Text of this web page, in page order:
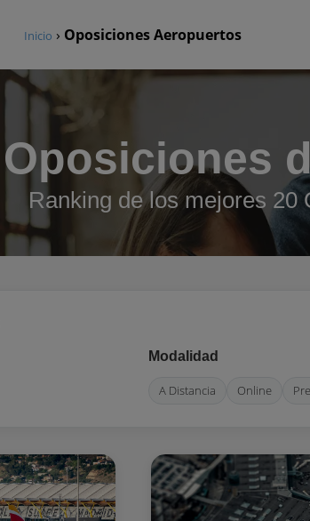
Inicio › Oposiciones Aeropuertos
Oposiciones
Ranking de los mejores 20
Modalidad
A Distancia Online